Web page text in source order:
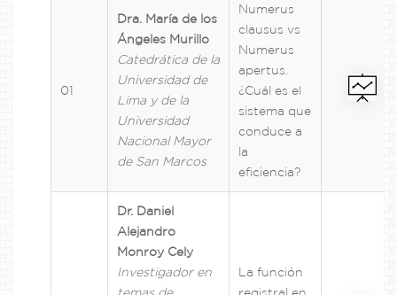
01
Dra. María de los
Ángeles Murillo
Catedrática de la
Universidad de
Lima y de la
Universidad
Nacional Mayor
de San Marcos
Numerus
clausus vs
Numerus
apertus.
¿Cuál es el
sistema que
conduce a
la
eficiencia?
Dr. Daniel
Alejandro
Monroy Cely
Investigador en
temas de
La función
registral en